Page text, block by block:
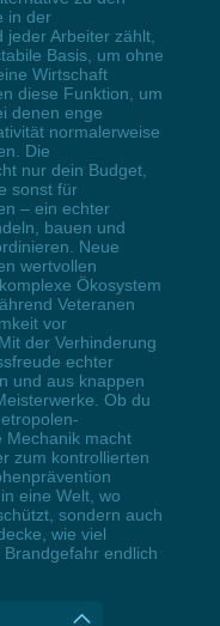
in der
Arbeiter zählt,
Basis, um ohne
Wirtschaft
diese Funktion, um
denen enge
normalerweise
Die
nur dein Budget,
sonst für
– ein echter
bauen und
Neue
wertvollen
Ökosystem
Veteranen
vor
der Verhinderung
echter
und aus knappen
Ob du
Mechanik macht
zum kontrollierten
eine Welt, wo
sondern auch
wie viel
endlich